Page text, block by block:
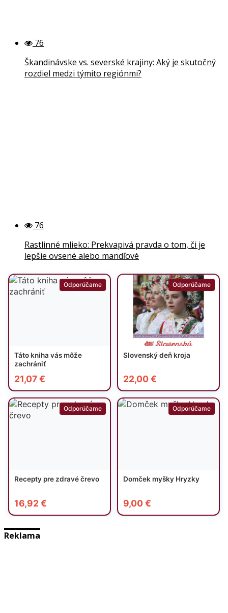
76
Škandinávske vs. severské krajiny: Aký je skutočný
rozdiel medzi týmito regiónmi?
76
Rastlinné mlieko: Prekvapivá pravda o tom, či je
lepšie ovsené alebo mandľové
Reklama